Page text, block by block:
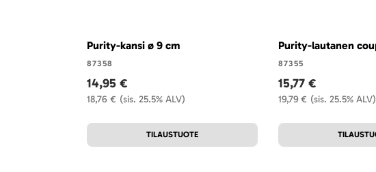
Purity-kansi ø 9 cm
87358
(sis. 25.5% ALV)
18,76 €
14,95 €
TILAUSTUOTE
Purity-lautanen
87355
(sis. 25.5% ALV)
19,79 €
15,77 €